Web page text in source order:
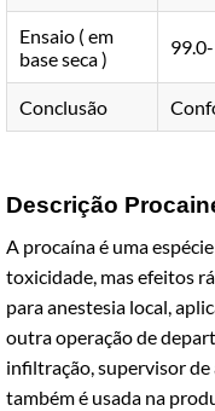
Ensaio ( em
base seca )
Conclusão
Descrição
A procaína é uma
toxicidade, mas efeitos
para anestesia local,
outra operação de
infiltração, supervisor de
também é usada na